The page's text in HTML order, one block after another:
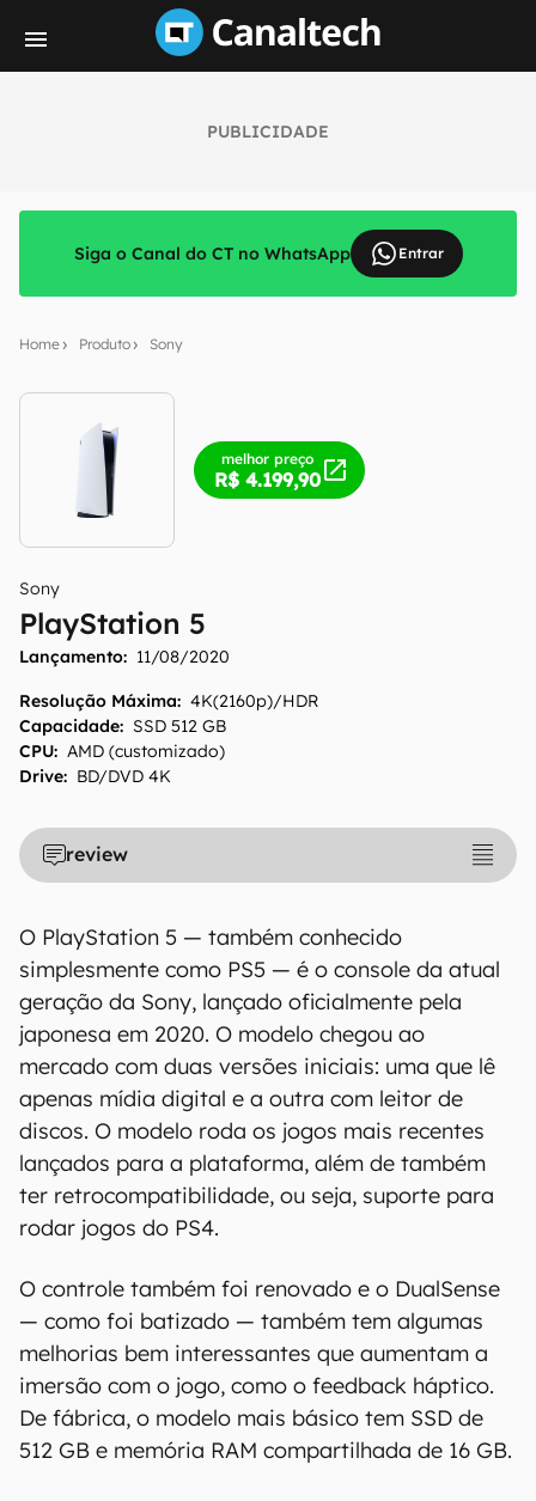
PUBLICIDADE
Siga o Canal do CT no WhatsApp Entrar
Home Produto Sony
melhor preço
R$ 4.199,90
Sony
PlayStation 5
Lançamento: 11/08/2020
Resolução Máxima: 4K(2160p)/HDR
Capacidade: SSD 512 GB
CPU: AMD (customizado)
Drive: BD/DVD 4K
review
O PlayStation 5 — também conhecido
simplesmente como PS5 — é o console da atual
geração da Sony, lançado oficialmente pela
japonesa em 2020. O modelo chegou ao
mercado com duas versões iniciais: uma que lê
apenas mídia digital e a outra com leitor de
discos. O modelo roda os jogos mais recentes
lançados para a plataforma, além de também
ter retrocompatibilidade, ou seja, suporte para
rodar jogos do PS4.
O controle também foi renovado e o DualSense
— como foi batizado — também tem algumas
melhorias bem interessantes que aumentam a
imersão com o jogo, como o feedback háptico.
De fábrica, o modelo mais básico tem SSD de
512 GB e memória RAM compartilhada de 16 GB.
O Canaltech mantém esforço constante para
encontrar e manter atualizadas as
informações presentes em nossas fichas
técnicas, porém tenha em mente que
especificações e recursos podem variar entre
regiões e países. Portanto, recomendamos